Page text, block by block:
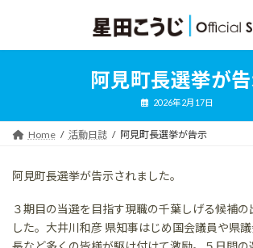
ン
ッ
ー
移
阿見町長選挙が
2026年2月17日
Home 活動日誌 阿見町長選挙が告示
阿見町長選挙が告示されました。
３期目の当選を目指す現職の千葉しげる候補の
した。大井川和彦 県知事はじめ国会議員や県